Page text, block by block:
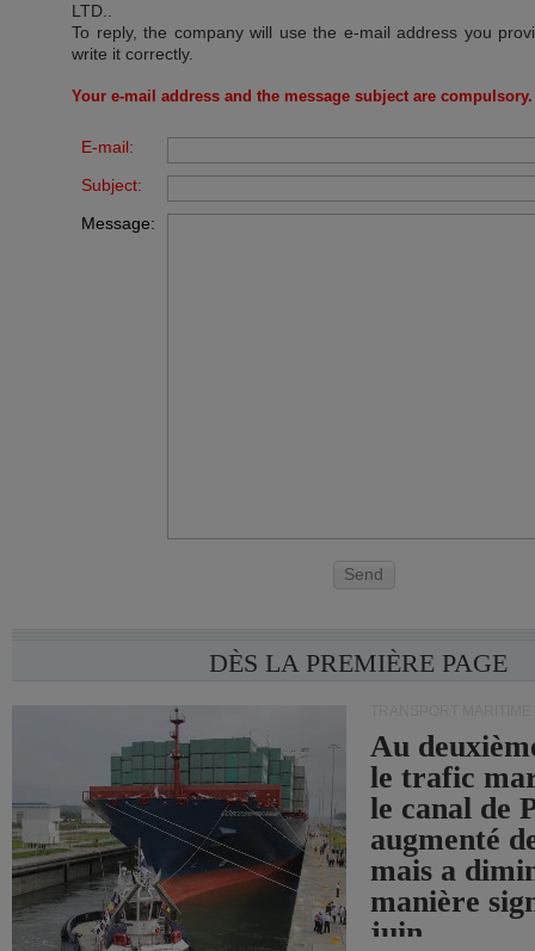
LTD.
To reply, the company will use the e-mail address you
write it correctly.
Your e-mail address and the message subject are compulsory.
E-mail:
Subject:
Message:
Send
DÈS LA PREMIÈRE PAGE
Au
le trafic
le canal de
augmenté
mais a
manière
juin.